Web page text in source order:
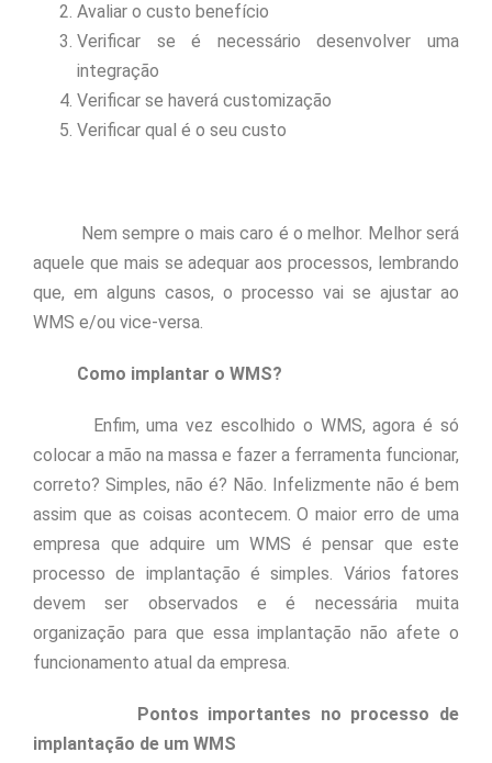
Avaliar o custo benefício
Verificar se é necessário desenvolver uma
integração
Verificar se haverá customização
Verificar qual é o seu custo
Nem sempre o mais caro é o melhor. Melhor será
aquele que mais se adequar aos processos, lembrando
que, em alguns casos, o processo vai se ajustar ao
WMS e/ou vice-versa.
Como implantar o WMS?
Enfim, uma vez escolhido o WMS, agora é só
colocar a mão na massa e fazer a ferramenta funcionar,
correto? Simples, não é? Não. Infelizmente não é bem
assim que as coisas acontecem. O maior erro de uma
empresa que adquire um WMS é pensar que este
processo de implantação é simples. Vários fatores
devem ser observados e é necessária muita
organização para que essa implantação não afete o
funcionamento atual da empresa.
Pontos importantes no processo de
implantação de um WMS